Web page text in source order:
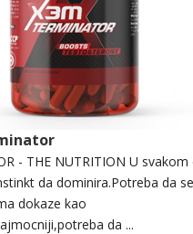
- THE NUTRITION U svakom
da dominira.Potreba da
dokaze kao
da ...